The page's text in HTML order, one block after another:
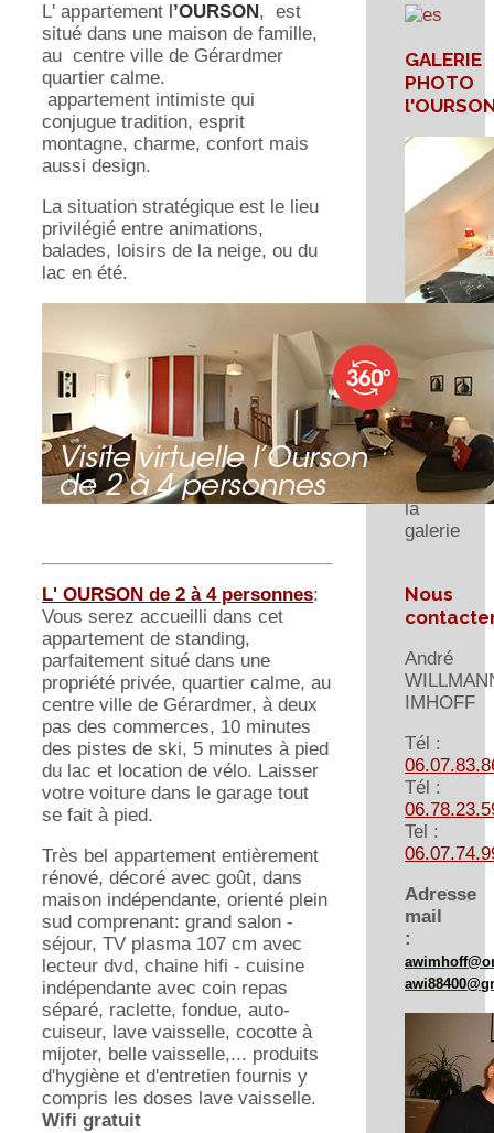
GALERIE
PHOTO
Cliquez
sur
l'image
pour
visite
la
galerie
Nous
André
IMHOFF
Tél :
Tél :
Tel :
Adresse
mail
:
L' appartement ’OURSON , est
situé dans une maison de famille,
au centre ville de Gérardmer
quartier calme.
appartement intimiste qui
conjugue tradition, esprit
montagne, charme, confort mais
aussi design.
La situation stratégique est le lieu
privilégié entre animations,
balades, loisirs de la neige, ou du
lac en été.
L' OURSON de 2 à 4 personnes:
Vous serez accueilli dans cet
appartement de standing,
parfaitement situé dans une
propriété privée, quartier calme, au
centre ville de Gérardmer, à deux
pas des commerces, 10 minutes
des pistes de ski, 5 minutes à pied
du lac et location de vélo. Laisser
votre voiture dans le garage tout
se fait à pied.
Très bel appartement entièrement
rénové, décoré avec goût, dans
maison indépendante, orienté plein
sud comprenant: grand salon -
séjour, TV plasma 107 cm avec
lecteur dvd, chaine hifi - cuisine
indépendante avec coin repas
séparé, raclette, fondue, auto-
cuiseur, lave vaisselle, cocotte à
mijoter, belle vaisselle,... produits
d'hygiène et d'entretien fournis y
compris les doses lave vaisselle.
Wifi gratuit